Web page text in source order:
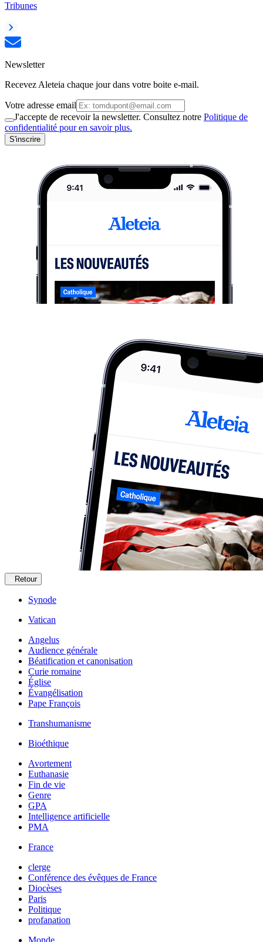
Tribunes
Newsletter
Recevez Aleteia chaque jour dans votre boite e-mail.
Votre adresse email
J'accepte de recevoir la newsletter. Consultez notre Politique de
confidentialité pour en savoir plus.
S'inscrire
Retour
Synode
Vatican
Angelus
Audience générale
Béatification et canonisation
Curie romaine
Église
Évangélisation
Pape François
Transhumanisme
Bioéthique
Avortement
Euthanasie
Fin de vie
Genre
GPA
Intelligence artificielle
PMA
France
clerge
Conférence des évêques de France
Diocèses
Paris
Politique
profanation
Monde